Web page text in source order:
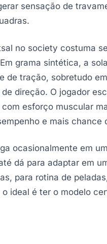
sensação de
no society costuma
grama sintética, a
de tração, sobretudo
direção. O jogador
esforço muscular
e mais chance
ocasionalmente em
dá para adaptar em
para rotina de
o ideal é ter o modelo